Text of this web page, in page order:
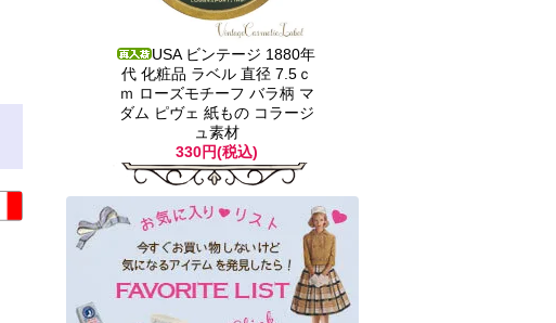
USA ビンテージ 1880年
代 化粧品 ラベル 直径 7.5ｃ
ｍ ローズモチーフ バラ柄 マ
ダム ピヴェ 紙もの コラージ
ュ素材
330円(税込)